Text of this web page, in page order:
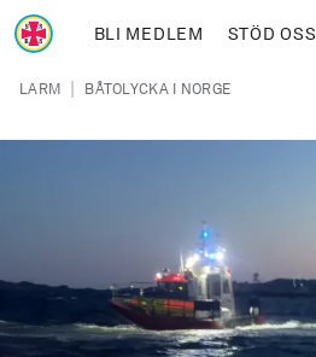
Hoppa till huvudinnehåll
BLI MEDLEM STÖD OSS
Länkstig
LARM | BÅTOLYCKA I NORGE